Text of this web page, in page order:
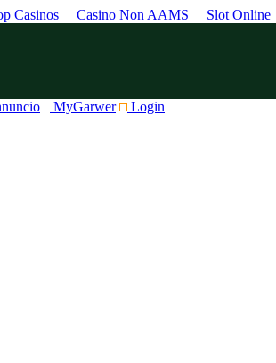
Casinos Casino Non AAMS Slot Online
MyGarwer Login